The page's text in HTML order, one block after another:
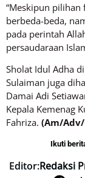
“Meskipun
berbeda-beda,
pada perintah
persaudaraan
Sholat Idul Adha
Sulaiman juga
Damai Adi
Kepala Kemenag
Fahriza. (Am/
Ikuti
Editor:Redaksi